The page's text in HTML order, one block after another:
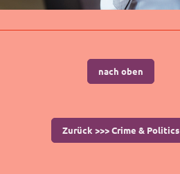
nach oben
Zurück >>> Crime & Politics